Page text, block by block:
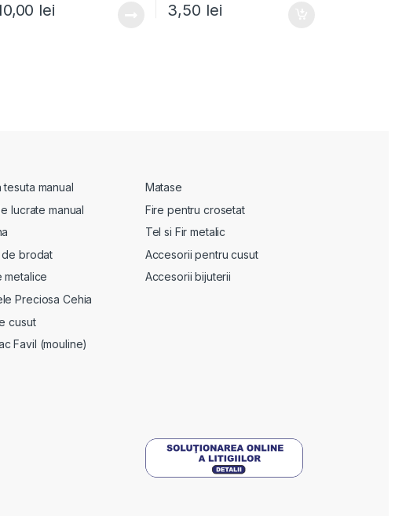
lei 3,50 lei
tesuta manual
lucrate manual
de brodat
metalice
Preciosa Cehia
cusut
Favil (mouline)
Matase
Fire pentru crosetat
Tel si Fir metalic
Accesorii pentru cusut
Accesorii bijuterii